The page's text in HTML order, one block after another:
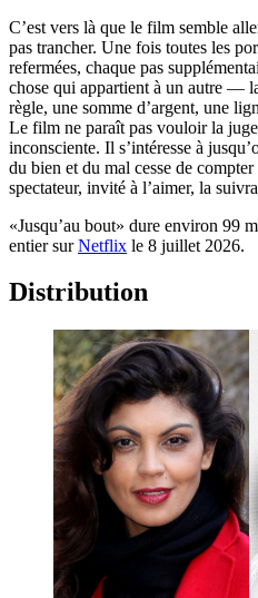
C’est vers là que le film semble
pas trancher. Une fois toutes les
refermées, chaque pas
chose qui appartient à un autre —
règle, une somme d’argent, une
Le film ne paraît pas vouloir la
inconsciente. Il s’intéresse à
du bien et du mal cesse de
spectateur, invité à l’aimer, la
«Jusqu’au bout» dure environ 99
entier surNetflix le 8 juillet 2026.
Distribution